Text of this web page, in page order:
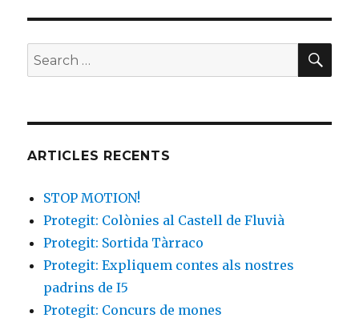
b
o
o
r
ar
te
ix
Search
for:
ARTICLES RECENTS
STOP MOTION!
Protegit: Colònies al Castell de Fluvià
Protegit: Sortida Tàrraco
Protegit: Expliquem contes als nostres
padrins de I5
Protegit: Concurs de mones